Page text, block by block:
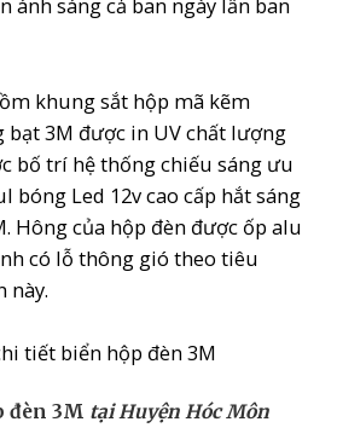
ánh sáng cả ban ngày lẫn ban
khung sắt hộp mã kẽm
bạt 3M được in UV chất lượng
bố trí hệ thống chiếu sáng ưu
bóng Led 12v cao cấp hắt sáng
Hông của hộp đèn được ốp alu
có lỗ thông gió theo tiêu
này.
tiết biển hộp đèn 3M
đèn 3M tại Huyện Hóc Môn